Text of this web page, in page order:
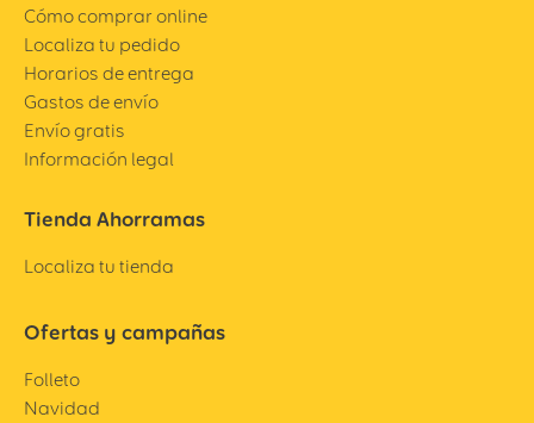
Cómo comprar online
Localiza tu pedido
Horarios de entrega
Gastos de envío
Envío gratis
Información legal
Tienda Ahorramas
Localiza tu tienda
Ofertas y campañas
Folleto
Navidad